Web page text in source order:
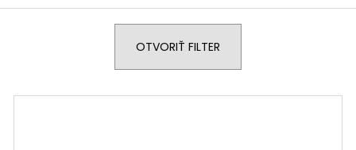
OTVORIŤ FILTER
Odporúčame